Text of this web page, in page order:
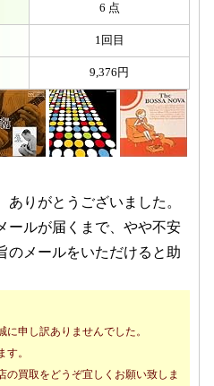
6 点
1回目
9,376円
りがとうございました。
ールが届くまで、やや不安
のメールをいただけると助
申し訳ありませんでした。
。
の買取をどうぞ宜しくお願い致しま